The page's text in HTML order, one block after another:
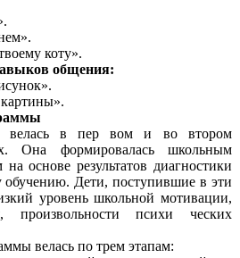
коту».
общения:
велась в пер вом и во втором
Она формировалась школьным
основе результатов диагностики
обучению. Дети, поступившие в эти
уровень школьной мотивации,
психи ческих
велась по трем этапам: